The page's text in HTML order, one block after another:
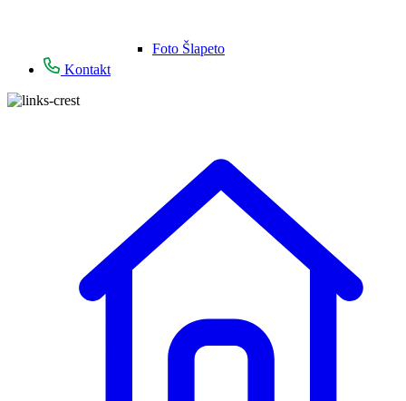
Foto Šlapeto
Kontakt